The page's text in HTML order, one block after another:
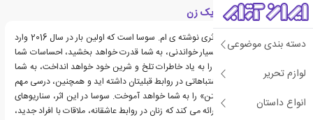
دسته بندی موضوعی
لوازم تحریر
انواع داستان
معرفی کتاب اشتباهات یک زن
کتاب اشتباهات یک زن، اثری نوشته ی ام. سوسا است که اولین بار در سال 2016 وارد
بازار نشر شد. این کتاب بسیار خواندنی، به شما قدرت خواهد بخشید، احساسات شما
را برخواهد انگیخت، شما را به یاد خاطرات تلخ و شرین خود خواهد انداخت، به شما
نشان خواهد داد که چه اشتباهاتی در روابط قبلیتان داشته اید و همچنین، درسی مهم
درباره ی «عشق به خویشتن» را به شما خواهد آموخت. سوسا در این اثر، سناریوهای
مختلفی را از اشتباهاتی ارائه می کند که زنان در روابط عاشقانه، ملاقات با افراد جدید،